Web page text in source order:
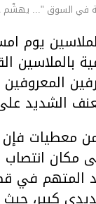
في السوق "... يهشّم
يوم
بالملاسين
الشديد
معطيات فإن
مكان
المتهم في
كبير،